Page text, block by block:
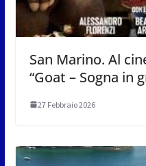
San Marino. Al
“Goat – Sogna in
27 Febbraio 2026